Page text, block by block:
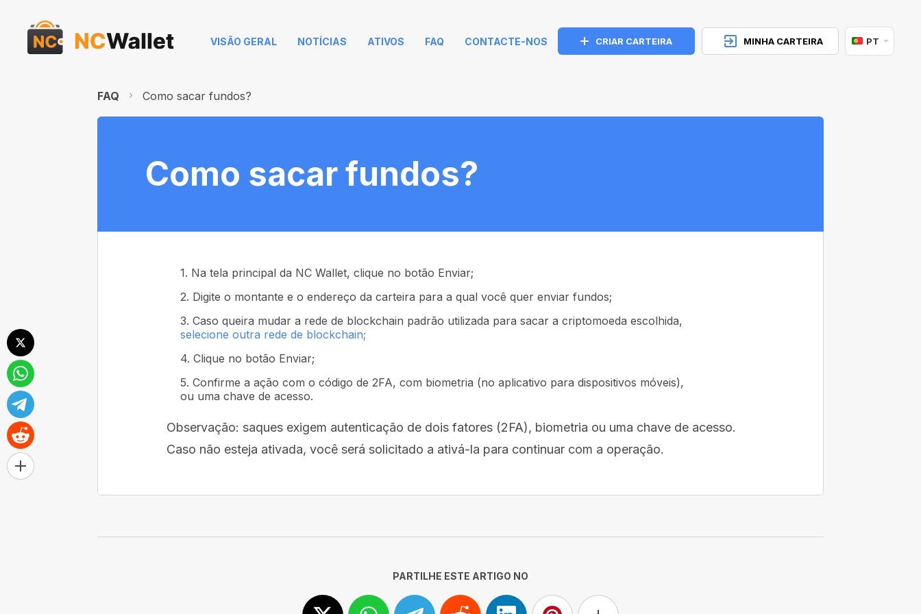
VISÃO GERAL NOTÍCIAS ATIVOS FAQ CONTACTE-NOS CRIAR CARTEIRA MINHA CARTEIRA PT
FAQ Como sacar fundos?
Como sacar fundos?
1. Na tela principal da NC Wallet, clique no botão Enviar;
2. Digite o montante e o endereço da carteira para a qual você quer enviar fundos;
3. Caso queira mudar a rede de blockchain padrão utilizada para sacar a criptomoeda escolhida,
selecione outra rede de blockchain;
4. Clique no botão Enviar;
5. Confirme a ação com o código de 2FA, com biometria (no aplicativo para dispositivos móveis),
ou uma chave de acesso.
Observação: saques exigem autenticação de dois fatores (2FA), biometria ou uma chave de acesso.
Caso não esteja ativada, você será solicitado a ativá-la para continuar com a operação.
PARTILHE ESTE ARTIGO NO